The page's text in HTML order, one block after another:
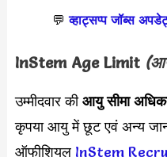
💬 व्हाट्सप्प जॉब्स
InStem Age Limit
उम्मीदवार कीआयु सीमा
कृपया आयु में छूट एवं अन्य
ऑफीशियल InStem